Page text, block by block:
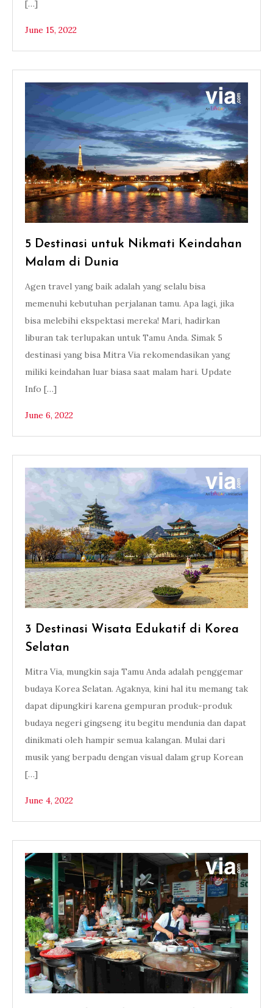
[…]
June 15, 2022
5 Destinasi untuk Nikmati Keindahan
Malam di Dunia
Agen travel yang baik adalah yang selalu bisa
memenuhi kebutuhan perjalanan tamu. Apa lagi, jika
bisa melebihi ekspektasi mereka! Mari, hadirkan
liburan tak terlupakan untuk Tamu Anda. Simak 5
destinasi yang bisa Mitra Via rekomendasikan yang
miliki keindahan luar biasa saat malam hari. Update
Info […]
June 6, 2022
3 Destinasi Wisata Edukatif di Korea
Selatan
Mitra Via, mungkin saja Tamu Anda adalah penggemar
budaya Korea Selatan. Agaknya, kini hal itu memang tak
dapat dipungkiri karena gempuran produk-produk
budaya negeri gingseng itu begitu mendunia dan dapat
dinikmati oleh hampir semua kalangan. Mulai dari
musik yang berpadu dengan visual dalam grup Korean
[…]
June 4, 2022